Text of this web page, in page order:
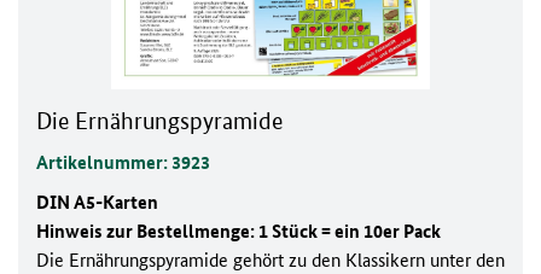
Die Ernährungspyramide
Artikelnummer: 3923
DIN A5-Karten
Hinweis zur Bestellmenge: 1 Stück = ein 10er Pack
Die Ernährungspyramide gehört zu den Klassikern unter den